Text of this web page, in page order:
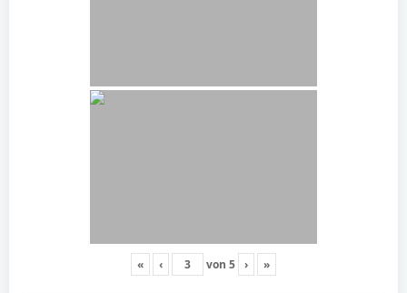
« ‹ von 5 › »